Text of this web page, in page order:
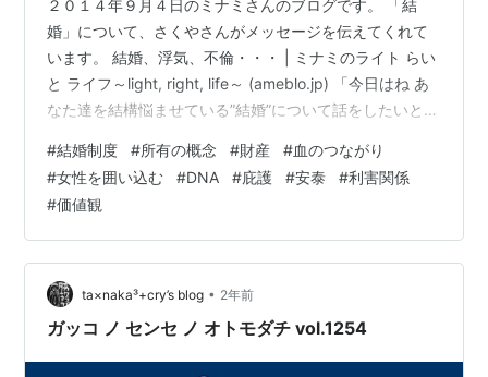
２０１４年９月４日のミナミさんのブログです。 「結
婚」について、さくやさんがメッセージを伝えてくれて
います。 結婚、浮気、不倫・・・ | ミナミのライト らい
と ライフ～light, right, life～ (ameblo.jp) 「今日はね あ
なた達を結構悩ませている”結婚”について話をしたいと思
いると思うけどあなたの今の社会を見直すためにも 大切
だと思うからもう一度話をするわね。まず あなた達が悩
んでいる 不倫？浮気？って 何？どうして こんな発想に
なっているの？？・・って ところからよね。これを説明
するためには 結婚制度って何？って言…
#結婚制度 #所有の概念 #財産 #血のつながり
#女性を囲い込む #DNA #庇護 #安泰 #利害関係
#価値観
ta×naka³+cry’s blog • 2年前
ガッコ ノ センセ ノ オトモダチ vol.1254